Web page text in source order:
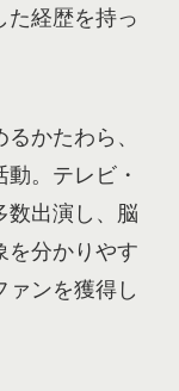
た経歴を持っ
かたわら、
。テレビ・
数出演し、脳
を分かりやす
ァンを獲得し